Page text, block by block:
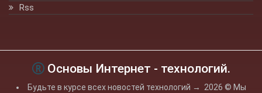
Rss
Основы Интернет - технологий.
Будьте в курсе всех новостей технологий → 2026 © Мы